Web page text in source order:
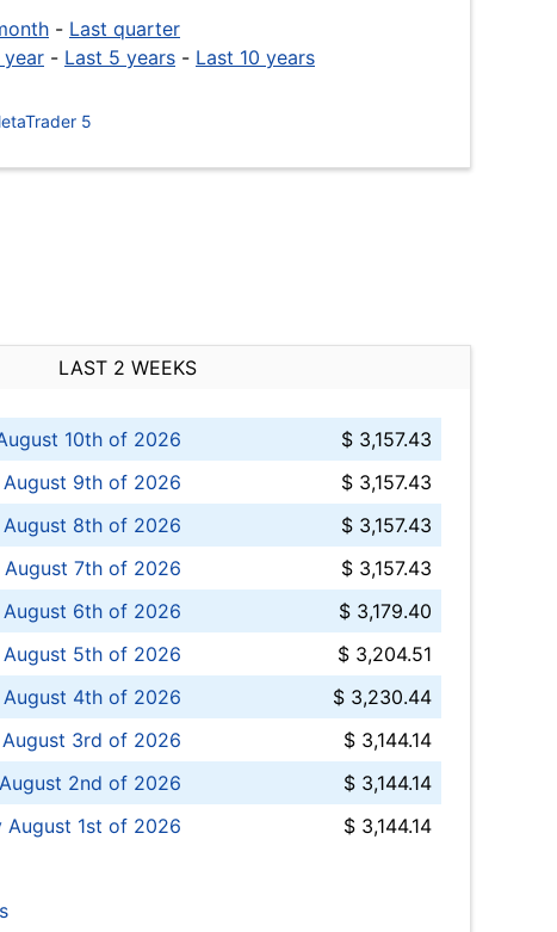
- Last quarter
year - Last 5 years - Last 10 years
5
LAST 2 WEEKS
10th of 2026
$ 3,157.43
August 9th of 2026
$ 3,157.43
August 8th of 2026
$ 3,157.43
August 7th of 2026
$ 3,157.43
August 6th of 2026
$ 3,179.40
August 5th of 2026
$ 3,204.51
August 4th of 2026
$ 3,230.44
3rd of 2026
$ 3,144.14
2nd of 2026
$ 3,144.14
August 1st of 2026
$ 3,144.14